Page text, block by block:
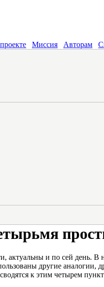
Миссия Авторам
актуальны и по сей день. В
другие аналогии,
к этим четырем